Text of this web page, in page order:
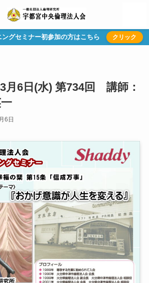
グセミナー初参加の方はこちら クリック
月6日(水) 第734回 講師：
6日